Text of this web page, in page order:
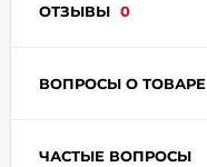
ОТЗЫВЫ 0
ВОПРОСЫ О ТОВАРЕ
ЧАСТЫЕ ВОПРОСЫ